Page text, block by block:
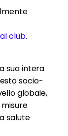
club.
sua intera
socio-
globale,
salute